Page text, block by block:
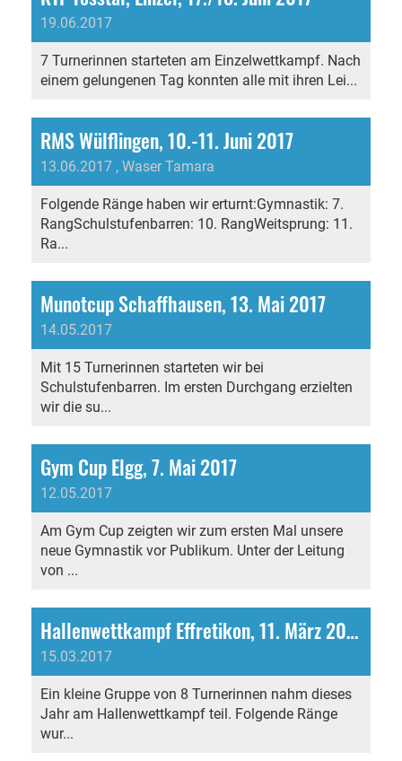
19.06.2017
7 Turnerinnen starteten am Einzelwettkampf. Nach
einem gelungenen Tag konnten alle mit ihren Lei...
RMS Wülflingen, 10.-11. Juni 2017
13.06.2017 , Waser Tamara
Folgende Ränge haben wir erturnt:Gymnastik: 7.
RangSchulstufenbarren: 10. RangWeitsprung: 11.
Ra...
Munotcup Schaffhausen, 13. Mai 2017
14.05.2017
Mit 15 Turnerinnen starteten wir bei
Schulstufenbarren. Im ersten Durchgang erzielten
wir die su...
Gym Cup Elgg, 7. Mai 2017
12.05.2017
Am Gym Cup zeigten wir zum ersten Mal unsere
neue Gymnastik vor Publikum. Unter der Leitung
von ...
Hallenwettkampf Effretikon, 11. März 2017
15.03.2017
Ein kleine Gruppe von 8 Turnerinnen nahm dieses
Jahr am Hallenwettkampf teil. Folgende Ränge
wur...